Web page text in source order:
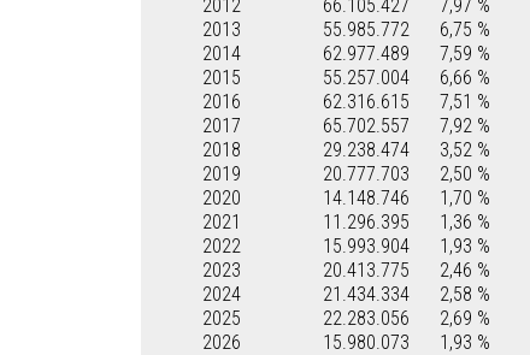
2012
66.105.427 7,97 %
2013
55.985.772 6,75 %
2014
62.977.489 7,59 %
2015
55.257.004 6,66 %
2016
62.316.615 7,51 %
2017
65.702.557 7,92 %
2018
29.238.474 3,52 %
2019
20.777.703 2,50 %
2020
14.148.746 1,70 %
2021
11.296.395 1,36 %
2022
15.993.904 1,93 %
2023
20.413.775 2,46 %
2024
21.434.334 2,58 %
2025
22.283.056 2,69 %
2026
15.980.073 1,93 %